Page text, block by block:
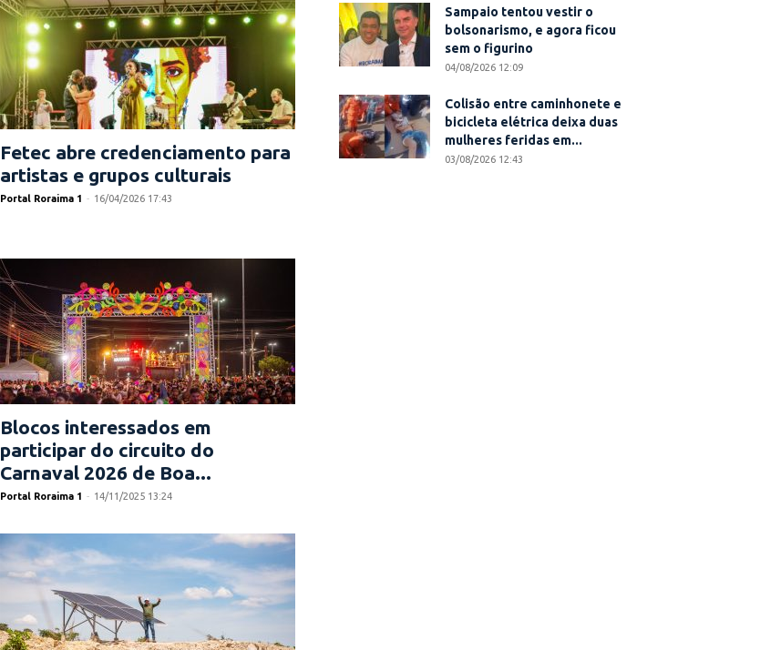
Fetec abre credenciamento para
artistas e grupos culturais
Portal Roraima 1 - 16/04/2026 17:43
Blocos interessados em
participar do circuito do
Carnaval 2026 de Boa...
Portal Roraima 1 - 14/11/2025 13:24
Sampaio tentou vestir o
bolsonarismo, e agora ficou
sem o figurino
04/08/2026 12:09
Colisão entre caminhonete e
bicicleta elétrica deixa duas
mulheres feridas em...
03/08/2026 12:43